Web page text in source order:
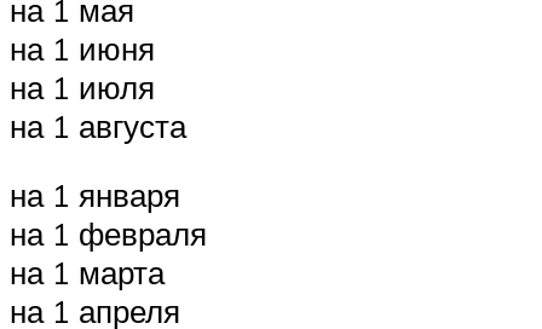
на 1 мая
на 1 июня
на 1 июля
на 1 августа
на 1 января
на 1 февраля
на 1 марта
на 1 апреля